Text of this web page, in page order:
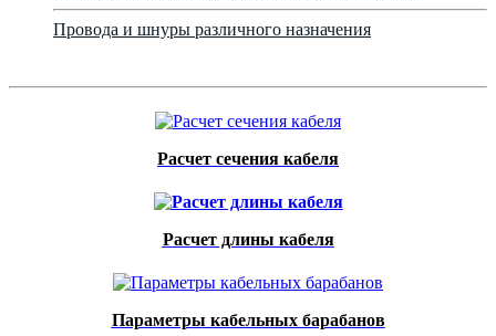
Провода и шнуры различного назначения
Расчет сечения кабеля
Расчет длины кабеля
Параметры кабельных барабанов